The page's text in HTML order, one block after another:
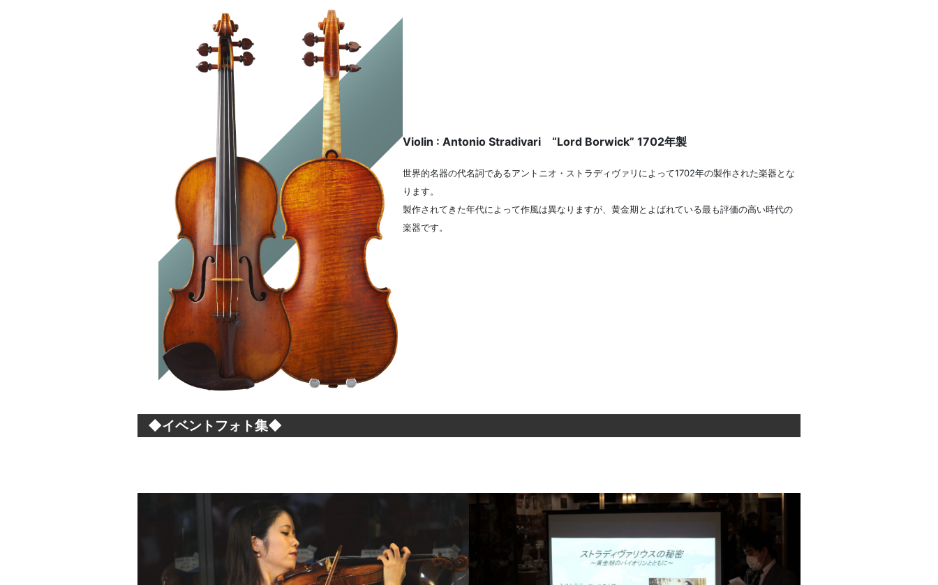
Violin : Antonio Stradivari “Lord Borwick” 1702年製
世界的名器の代名詞であるアントニオ・ストラディヴァリによって1702年の製作された楽器とな
ります。
製作されてきた年代によって作風は異なりますが、黄金期とよばれている最も評価の高い時代の
楽器です。
◆イベントフォト集◆